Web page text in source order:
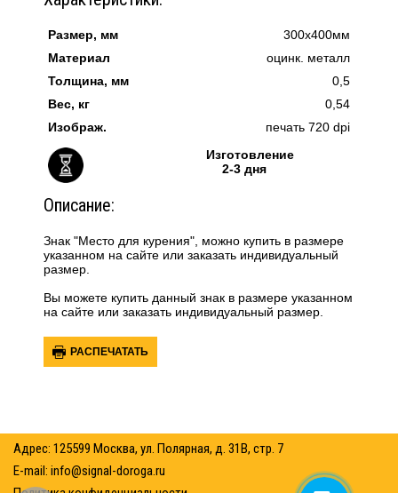
Размер, мм
300х400мм
Материал
оцинк. металл
Толщина, мм
0,5
Вес, кг
0,54
Изображ.
печать 720 dpi
Изготовление
2-3 дня
Описание:
Знак "Место для курения", можно купить в размере
указанном на сайте или заказать индивидуальный
размер.
Вы можете купить данный знак в размере указанном
на сайте или заказать индивидуальный размер.
РАСПЕЧАТАТЬ
Адрес: 125599 Москва, ул. Полярная, д. 31В, стр. 7
E-mail: info@signal-doroga.ru